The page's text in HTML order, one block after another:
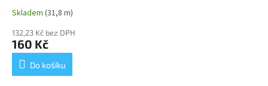
Skladem (31,8 m)
132,23 Kč bez DPH
160 Kč
Do košíku